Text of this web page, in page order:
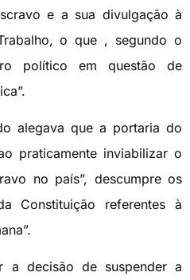
e a sua divulgação à
o que , segundo o
político em questão de
alegava que a portaria do
praticamente inviabilizar o
no país”, descumpre os
Constituição referentes à
a decisão de suspender a